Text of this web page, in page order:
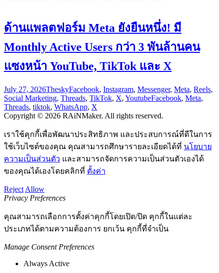
ด้านแพลตฟอร์ม Meta ยังยืนหนึ่ง! มี
Monthly Active Users กว่า 3 พันล้านคน
แซงหน้า YouTube, TikTok และ X
July 27, 2026TheskyFacebook, Instagram, Messenger, Meta, Reels,
Social Marketing, Threads, TikTok, X, YoutubeFacebook, Meta,
Threads, tiktok, WhatsApp, X
Copyright © 2026 RAiNMaker. All rights reserved.
เราใช้คุกกี้เพื่อพัฒนาประสิทธิภาพ และประสบการณ์ที่ดีในการ
ใช้เว็บไซต์ของคุณ คุณสามารถศึกษารายละเอียดได้ที่ นโยบาย
ความเป็นส่วนตัว และสามารถจัดการความเป็นส่วนตัวเองได้
ของคุณได้เองโดยคลิกที่ ตั้งค่า
Reject Allow
Privacy Preferences
คุณสามารถเลือกการตั้งค่าคุกกี้โดยเปิด/ปิด คุกกี้ในแต่ละ
ประเภทได้ตามความต้องการ ยกเว้น คุกกี้ที่จำเป็น
Manage Consent Preferences
Always Active